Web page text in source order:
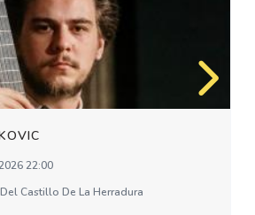
22:00
Castillo De La Herradura